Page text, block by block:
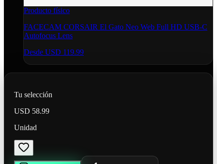
Producto físico
FACECAM CORSAIR El Gato Neo Web Full HD USB-C
Autofocus Lens
Desde USD 119.99
Tu selección
USD 58.99
Unidad